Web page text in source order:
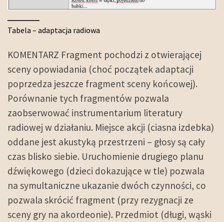
Tabela – adaptacja radiowa
KOMENTARZ Fragment pochodzi z otwierającej
sceny opowiadania (choć początek adaptacji
poprzedza jeszcze fragment sceny końcowej).
Porównanie tych fragmentów pozwala
zaobserwować instrumentarium literatury
radiowej w działaniu. Miejsce akcji (ciasna izdebka)
oddane jest akustyką przestrzeni – głosy są cały
czas blisko siebie. Uruchomienie drugiego planu
dźwiękowego (dzieci dokazujące w tle) pozwala
na symultaniczne ukazanie dwóch czynności, co
pozwala skrócić fragment (przy rezygnacji ze
sceny gry na akordeonie). Przedmiot (długi, wąski